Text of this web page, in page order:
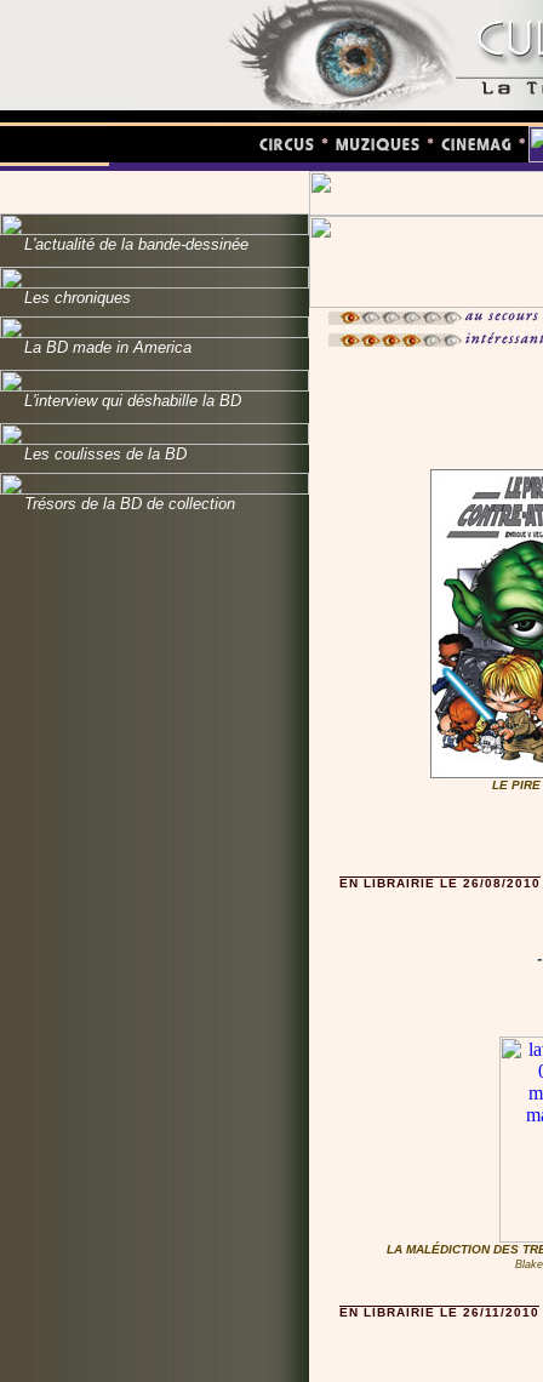
L'actualité de la bande-dessinée
Les chroniques
La BD made in America
L'interview qui déshabille la BD
Les coulisses de la BD
Trésors de la BD de collection
LE PIRE
EN LIBRAIRIE LE 26/08/2010
LA MALÉDICTION DES
EN LIBRAIRIE LE 26/11/2010